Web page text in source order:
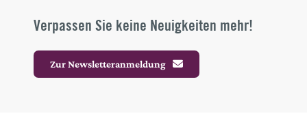
Verpassen Sie keine Neuigkeiten mehr!
Zur Newsletteranmeldung